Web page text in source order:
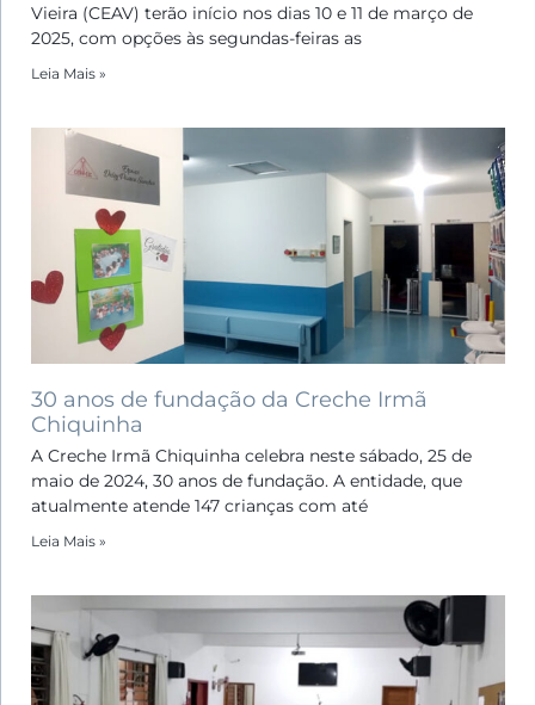
Vieira (CEAV) terão início nos dias 10 e 11 de março de
2025, com opções às segundas-feiras as
Leia Mais »
30 anos de fundação da Creche Irmã
Chiquinha
A Creche Irmã Chiquinha celebra neste sábado, 25 de
maio de 2024, 30 anos de fundação. A entidade, que
atualmente atende 147 crianças com até
Leia Mais »